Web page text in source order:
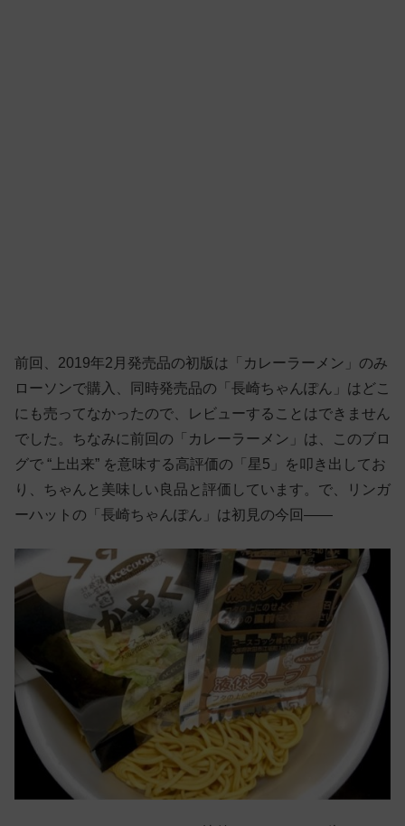
前回、2019年2月発売品の初版は「カレーラーメン」のみ
ローソンで購入、同時発売品の「長崎ちゃんぽん」はどこ
にも売ってなかったので、レビューすることはできません
でした。ちなみに前回の「カレーラーメン」は、このブロ
グで “上出来” を意味する高評価の「星5」を叩き出してお
り、ちゃんと美味しい良品と評価しています。で、リンガ
ーハットの「長崎ちゃんぽん」は初見の今回——